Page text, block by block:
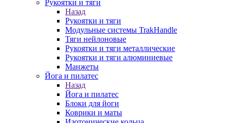
Рукоятки и тяги
Назад
Рукоятки и тяги
Модульные системы TrakHandle
Тяги нейлоновые
Рукоятки и тяги металлические
Рукоятки и тяги алюминиевые
Манжеты
Йога и пилатес
Назад
Йога и пилатес
Блоки для йоги
Коврики и маты